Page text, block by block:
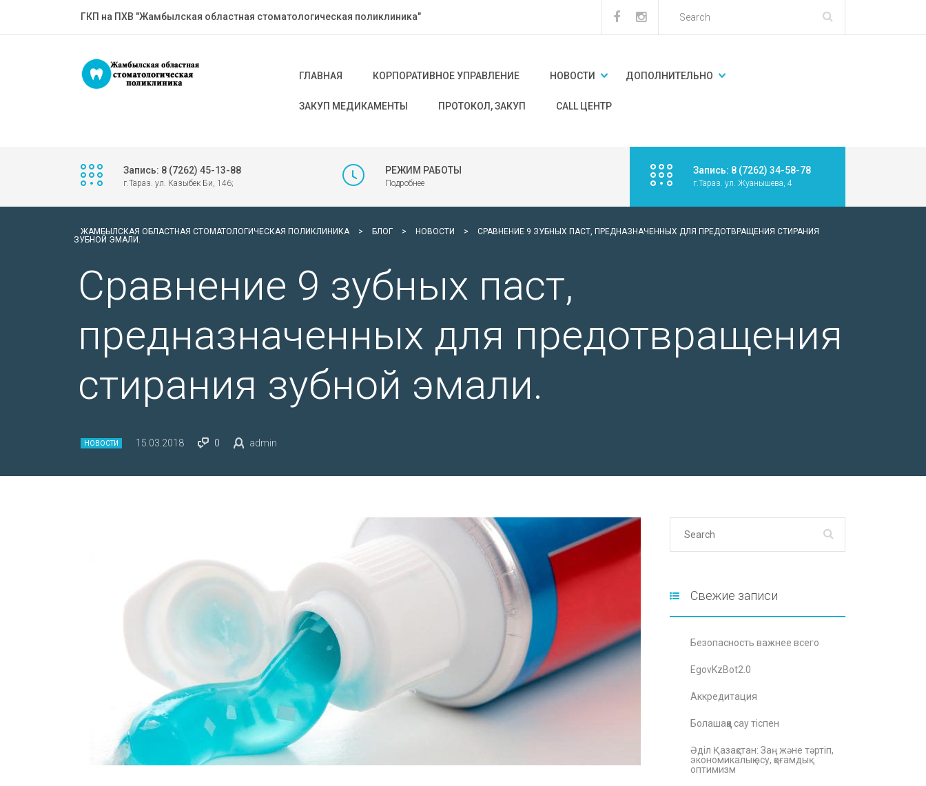
ГКП на ПХВ "Жамбылская областная стоматологическая поликлиника"
ГЛАВНАЯ КОРПОРАТИВНОЕ УПРАВЛЕНИЕ НОВОСТИ ДОПОЛНИТЕЛЬНО
ЗАКУП МЕДИКАМЕНТЫ ПРОТОКОЛ, ЗАКУП CALL ЦЕНТР
Запись: 8 (7262) 45-13-88
г.Тараз. ул. Казыбек Би, 146;
РЕЖИМ РАБОТЫ
Подробнее
Запись: 8 (7262) 34-58-78
г.Тараз. ул. Жуанышева, 4
ЖАМБЫЛСКАЯ ОБЛАСТНАЯ СТОМАТОЛОГИЧЕСКАЯ ПОЛИКЛИНИКА > БЛОГ > НОВОСТИ >
СРАВНЕНИЕ 9 ЗУБНЫХ ПАСТ, ПРЕДНАЗНАЧЕННЫХ ДЛЯ ПРЕДОТВРАЩЕНИЯ СТИРАНИЯ
ЗУБНОЙ ЭМАЛИ.
Сравнение 9 зубных паст,
предназначенных для предотвращения
стирания зубной эмали.
НОВОСТИ 15.03.2018 0 admin
Свежие записи
Безопасность важнее всего
EgovKzBot2.0
Аккредитация
Болашаққа сау тіспен
Әділ Қазақстан: Заң және тәртіп,
экономикалық өсу, қоғамдық
оптимизм